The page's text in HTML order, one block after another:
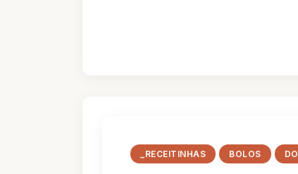
_RECEITINHAS BOLOS